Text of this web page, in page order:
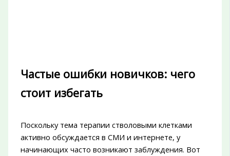
Частые ошибки новичков: чего
стоит избегать
Поскольку тема терапии стволовыми клетками
активно обсуждается в СМИ и интернете, у
начинающих часто возникают заблуждения. Вот